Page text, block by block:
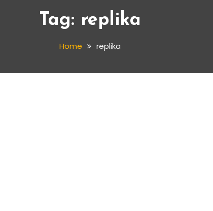
Tag: replika
Home replika